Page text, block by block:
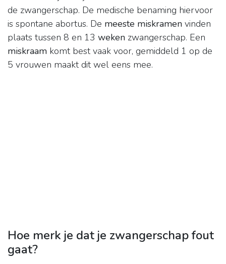
de zwangerschap. De medische benaming hiervoor
is spontane abortus. De meeste miskramen vinden
plaats tussen 8 en 13 weken zwangerschap. Een
miskraam komt best vaak voor, gemiddeld 1 op de
5 vrouwen maakt dit wel eens mee.
Hoe merk je dat je zwangerschap fout
gaat?